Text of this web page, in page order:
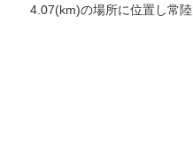
4.07(km)の場所に位置し常陸